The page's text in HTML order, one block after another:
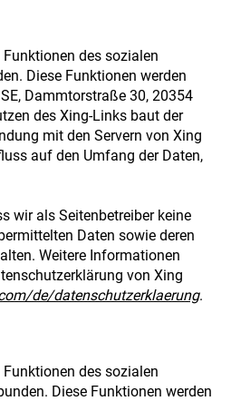
des sozialen
Diese Funktionen werden
Dammtorstraße 30, 20354
des Xing-Links baut der
mit den Servern von Xing
auf den Umfang der Daten,
wir als Seitenbetreiber keine
Daten sowie deren
Weitere Informationen
von Xing
de/datenschutzerklaerung.
des sozialen
Diese Funktionen werden